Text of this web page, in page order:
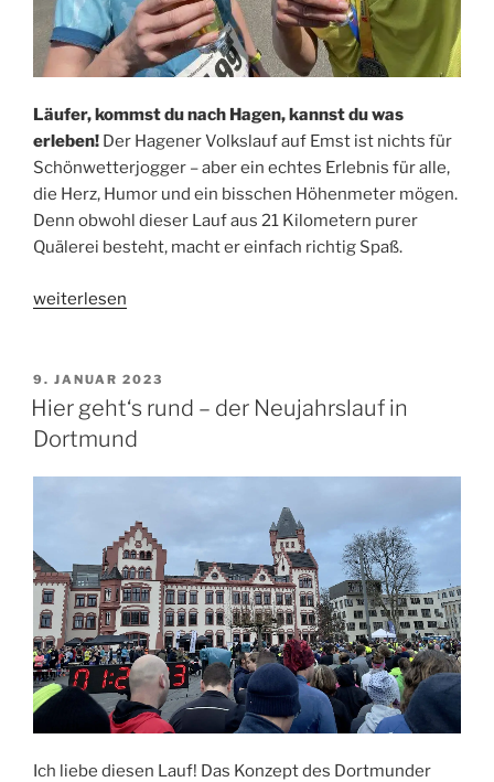
Läufer, kommst du nach Hagen, kannst du was
erleben! Der Hagener Volkslauf auf Emst ist nichts für
Schönwetterjogger – aber ein echtes Erlebnis für alle,
die Herz, Humor und ein bisschen Höhenmeter mögen.
Denn obwohl dieser Lauf aus 21 Kilometern purer
Quälerei besteht, macht er einfach richtig Spaß.
„Höhenmeter
Hagener
Volkslauf“
weiterlesen
VERÖFFENTLICHT
AM
9. JANUAR 2023
Hier geht‘s rund – der Neujahrslauf in
Dortmund
Ich liebe diesen Lauf! Das Konzept des Dortmunder